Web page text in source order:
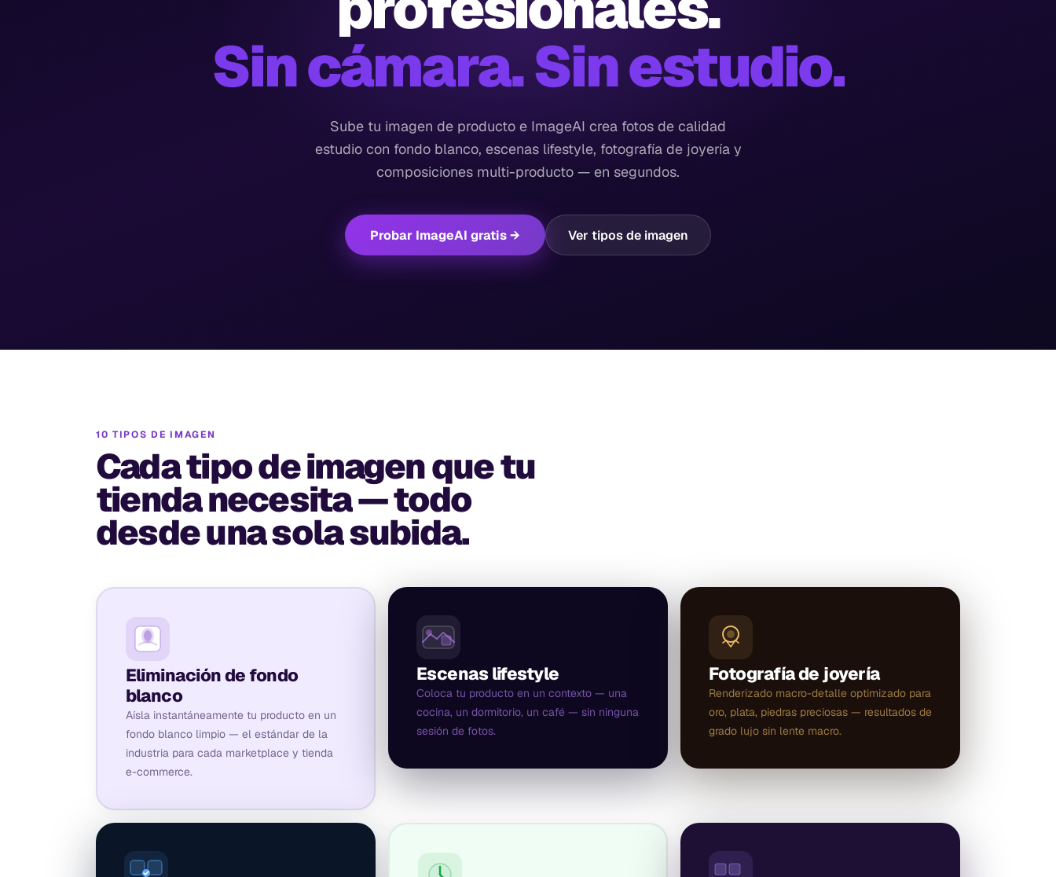
Sin cámara. Sin estudio.
Sube tu imagen de producto e ImageAI crea fotos de calidad
estudio con fondo blanco, escenas lifestyle, fotografía de joyería y
composiciones multi-producto — en segundos.
Probar ImageAI gratis → Ver tipos de imagen
10 TIPOS DE IMAGEN
Cada tipo de imagen que tu
tienda necesita — todo
desde una sola subida.
Eliminación de fondo
blanco
Aísla instantáneamente tu producto en un
fondo blanco limpio — el estándar de la
industria para cada marketplace y tienda
e-commerce.
Escenas lifestyle
Coloca tu producto en un contexto — una
cocina, un dormitorio, un café — sin ninguna
sesión de fotos.
Fotografía de joyería
Renderizado macro-detalle optimizado para
oro, plata, piedras preciosas — resultados de
grado lujo sin lente macro.